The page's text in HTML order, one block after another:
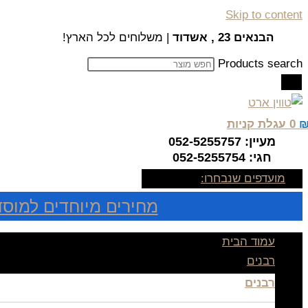
Skip to content
הבנאים 23 , אשדוד
| משלוחים לכל הארץ!
Products search
0 עגלת קניות
מעיין: 052-5255757
חגי: 052-5255754
מועדפים שנבחרו:
מחירים מיוחדים
עמוד הבית
רבנים
רבנים